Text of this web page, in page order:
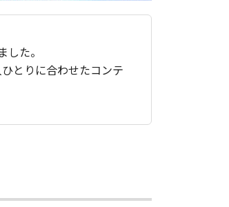
た。
とりに合わせたコンテ